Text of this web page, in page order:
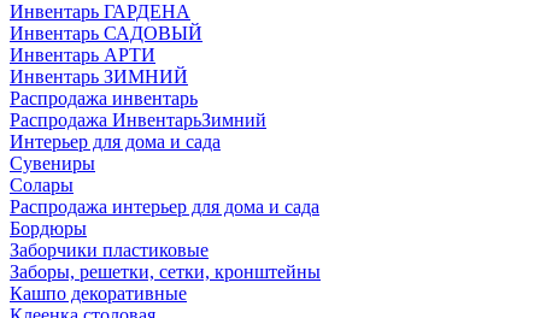
Инвентарь ГАРДЕНА
Инвентарь САДОВЫЙ
Инвентарь АРТИ
Инвентарь ЗИМНИЙ
Распродажа инвентарь
Распродажа ИнвентарьЗимний
Интерьер для дома и сада
Сувениры
Солары
Распродажа интерьер для дома и сада
Бордюры
Заборчики пластиковые
Заборы, решетки, сетки, кронштейны
Кашпо декоративные